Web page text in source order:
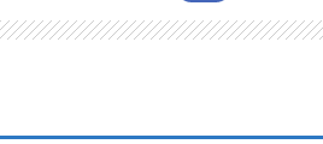
뉴욕증시
금값 7
[인도증시